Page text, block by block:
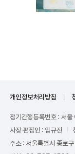
개인정보처리방침
정기간행등록번호 : 서
사장·편집인 : 임규진
주소 : 서울특별시 종로